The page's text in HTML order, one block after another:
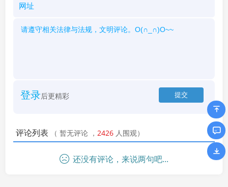
登录后更精彩
评论列表 （ 暂无评论 ， 2426 人围观）
还没有评论，来说两句吧...